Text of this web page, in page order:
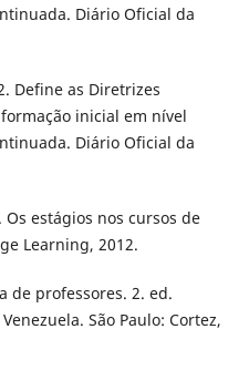
Diário Oficial da
Define as Diretrizes
inicial em nível
Diário Oficial da
Os estágios nos cursos de
Learning, 2012.
de professores. 2. ed.
São Paulo: Cortez,